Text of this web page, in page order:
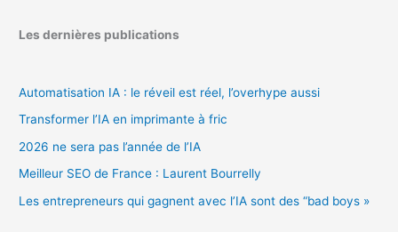
Les dernières publications
Automatisation IA : le réveil est réel, l’overhype aussi
Transformer l’IA en imprimante à fric
2026 ne sera pas l’année de l’IA
Meilleur SEO de France : Laurent Bourrelly
Les entrepreneurs qui gagnent avec l’IA sont des “bad boys »